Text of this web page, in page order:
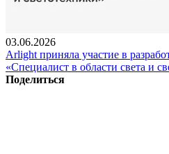
03.06.2026
Arlight приняла участие в
«Специалист в области света и
Поделиться